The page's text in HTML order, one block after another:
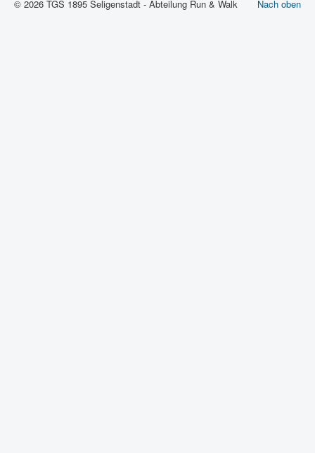
Nach oben
© 2026 TGS 1895 Seligenstadt - Abteilung Run & Walk